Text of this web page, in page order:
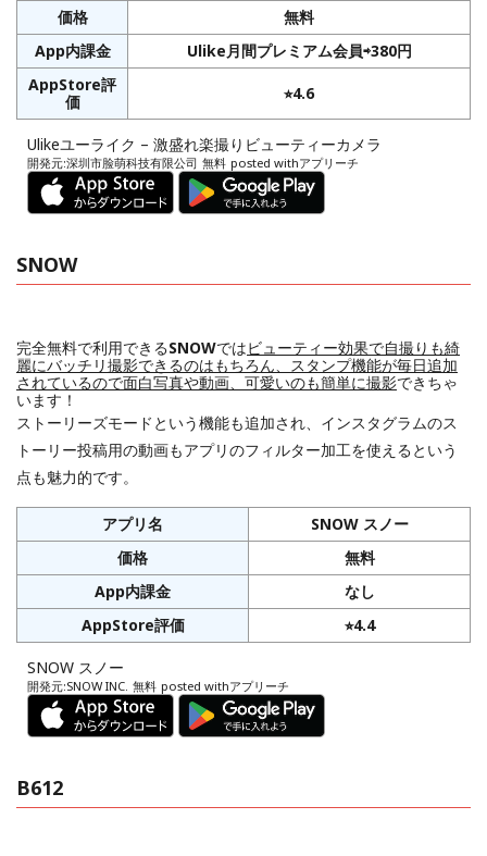
価格
無料
App内課金
Ulike月間プレミアム会員⇨380円
AppStore評
価
⭐︎4.6
Ulikeユーライク – 激盛れ楽撮りビューティーカメラ
開発元:深圳市脸萌科技有限公司 無料 posted withアプリーチ
SNOW
完全無料で利用できるSNOWではビューティー効果で自撮りも綺
麗にバッチリ撮影できるのはもちろん、スタンプ機能が毎日追加
されているので面白写真や動画、可愛いのも簡単に撮影できちゃ
います！
ストーリーズモードという機能も追加され、インスタグラムのス
トーリー投稿用の動画もアプリのフィルター加工を使えるという
点も魅力的です。
アプリ名
SNOW スノー
価格
無料
App内課金
なし
AppStore評価
⭐︎4.4
SNOW スノー
開発元:SNOW INC. 無料 posted withアプリーチ
B612